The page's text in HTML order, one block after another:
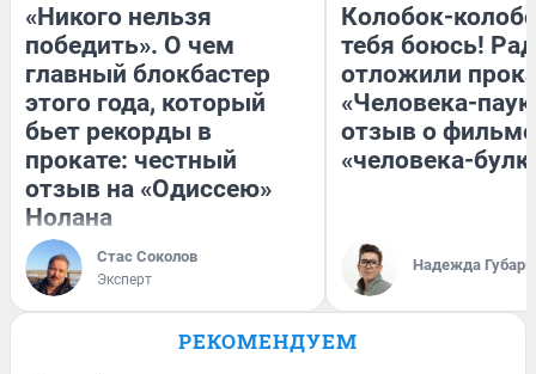
«Никого нельзя
победить». О чем
главный блокбастер
этого года, который
бьет рекорды в
прокате: честный
отзыв на «Одиссею»
Нолана
Стас Соколов
Эксперт
Колобок-
тебя боюсь!
отложили
«Человека-
отзыв о
«человека-
Надежда Губарь
РЕКОМЕНДУЕМ